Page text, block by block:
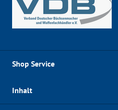
Shop Service
Inhalt